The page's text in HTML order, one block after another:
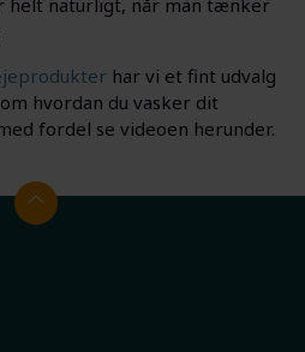
helt naturligt, når man tænker
har vi et fint udvalg
hvordan du vasker dit
fordel se videoen herunder.